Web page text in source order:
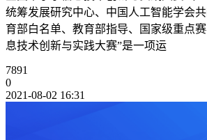
统筹发展研究中心、中国人工智能学会
育部白名单、教育部指导、国家级重点
息技术创新与实践大赛”是一项运
7891
0
2021-08-02 16:31